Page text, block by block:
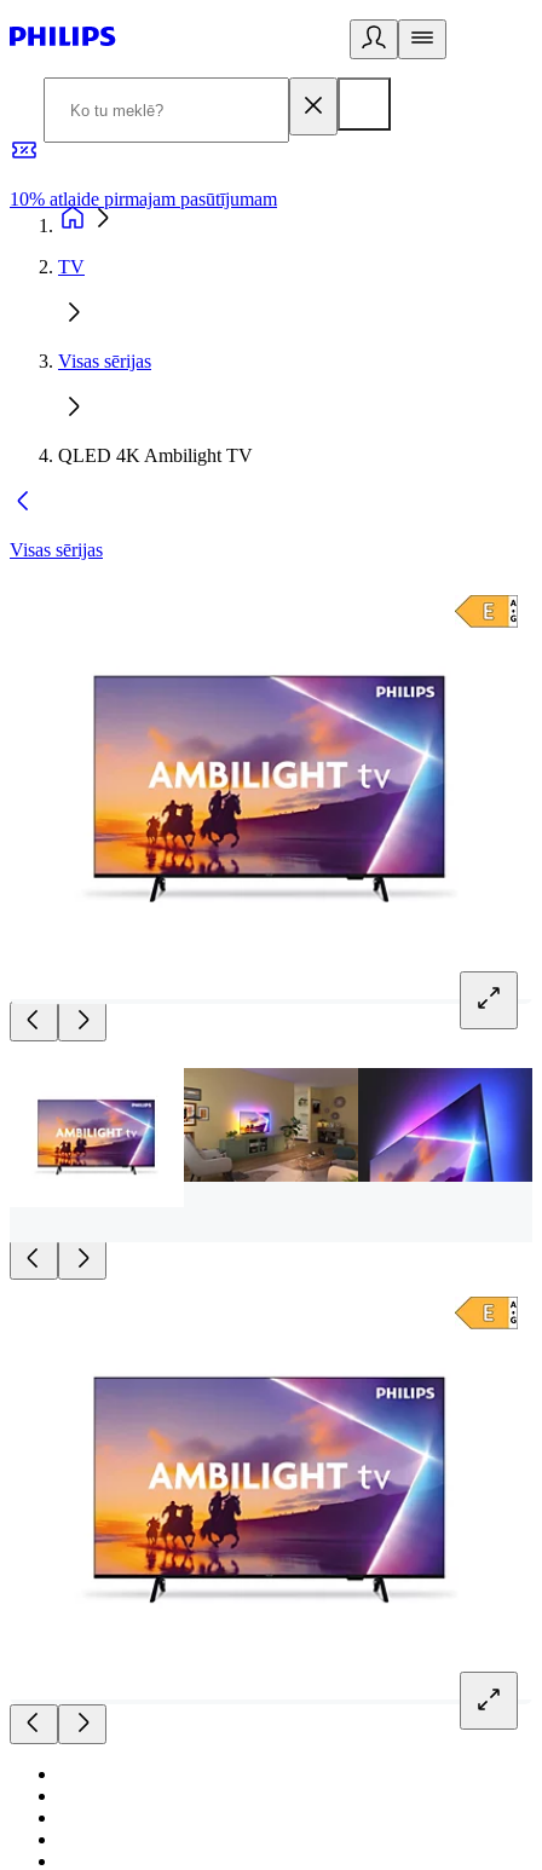
10% atlaide pirmajam pasūtījumam
TV
Visas sērijas
QLED 4K Ambilight TV
Visas sērijas